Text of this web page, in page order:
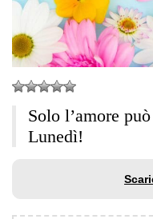
Solo l’amore
Lunedì!